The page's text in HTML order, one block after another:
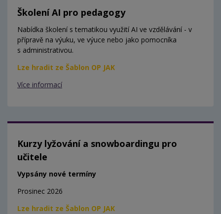
Školení AI pro pedagogy
Nabídka školení s tematikou využití AI ve vzdělávání - v
přípravě na výuku, ve výuce nebo jako pomocníka
s administrativou.
Lze hradit ze Šablon OP JAK
Více informací
Kurzy lyžování a snowboardingu pro
učitele
Vypsány nové termíny
Prosinec 2026
Lze hradit ze Šablon OP JAK